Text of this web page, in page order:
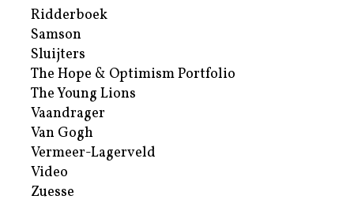
Ridderboek
Samson
Sluijters
The Hope & Optimism Portfolio
The Young Lions
Vaandrager
Van Gogh
Vermeer-Lagerveld
Video
Zuesse